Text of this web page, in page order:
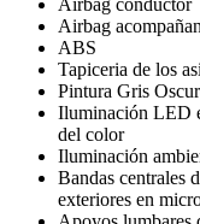
Airbag
ABS
Tapiceria de los
Pintura Gris
Iluminación LED
del color
Iluminación
Bandas centrales
exteriores en